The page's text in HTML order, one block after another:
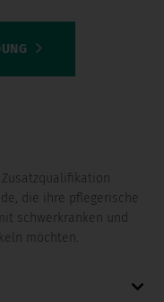
die ihre pflegerische
schwerkranken und
möchten.